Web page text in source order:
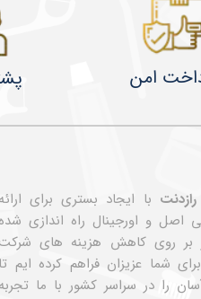
با ایجاد بستری برای
اصل و اورجینال راه اندازی
بر روی کاهش هزینه های
شما عزیزان فراهم کرده ایم
را در سراسر کشور با ما
امن